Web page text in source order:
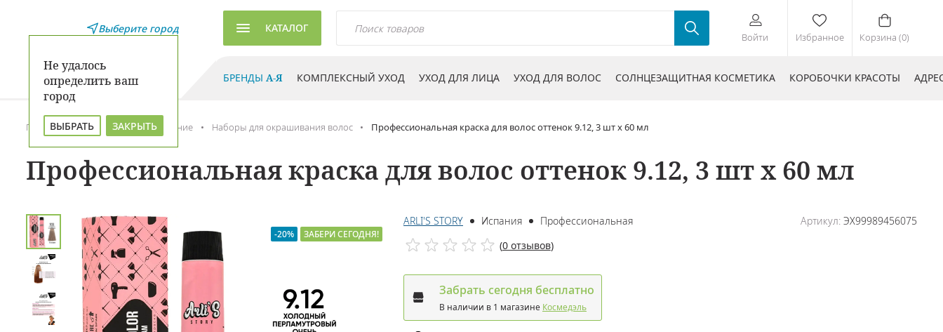
Выберите город
Не удалось
определить ваш
город
ВЫБРАТЬ ЗАКРЫТЬ
КАТАЛОГ
Войти Избранное Корзина (0)
БРЕНДЫ А-Я КОМПЛЕКСНЫЙ УХОД УХОД ДЛЯ ЛИЦА УХОД ДЛЯ ВОЛОС СОЛНЦЕЗАЩИТНАЯ КОСМЕТИКА КОРОБОЧКИ КРАСОТЫ
Главная Каталог Окрашивание Наборы для окрашивания волос Профессиональная краска для волос оттенок 9.12, 3 шт х 60 мл
Профессиональная краска для волос оттенок 9.12, 3 шт х 60 мл
-20% ЗАБЕРИ СЕГОДНЯ!
ARLI'S STORY Испания Профессиональная Артикул: ЭХ99989456075
(0 отзывов)
Забрать сегодня бесплатно
В наличии в 1 магазине Космедэль